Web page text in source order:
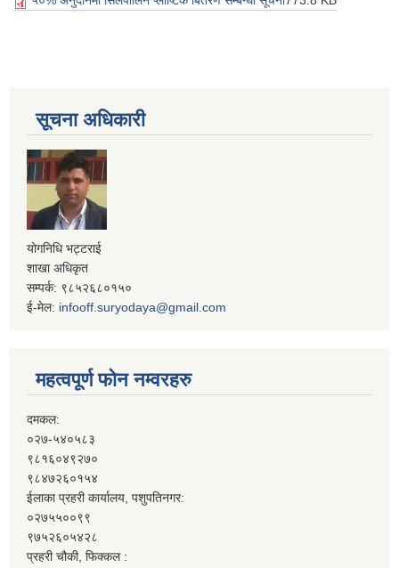
सूचना अधिकारी
योगनिधि भट्टराई
शाखा अधिकृत
सम्पर्क: ९८५२६८०१५०
ई-मेल: infooff.suryodaya@gmail.com
महत्वपूर्ण फोन नम्वरहरु
दमकल:
०२७-५४०५८३
९८१६०४९२७०
९८४७२६०१५४
ईलाका प्रहरी कार्यालय, पशुपतिनगर:
०२७५५००९९
९७५२६०५४२८
प्रहरी चौकी, फिक्कल :